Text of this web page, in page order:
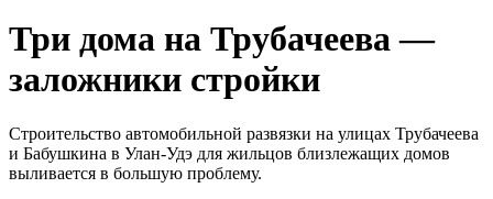
Три дома на Трубачеева —
заложники стройки
Строительство автомобильной развязки на улицах Трубачеева
и Бабушкина в Улан-Удэ для жильцов близлежащих домов
выливается в большую проблему.